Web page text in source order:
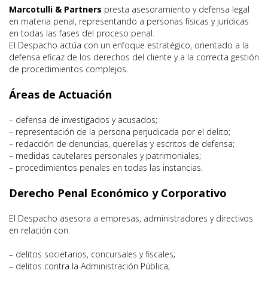
Marcotulli & Partners presta asesoramiento y defensa legal
en materia penal, representando a personas físicas y jurídicas
en todas las fases del proceso penal.
El Despacho actúa con un enfoque estratégico, orientado a la
defensa eficaz de los derechos del cliente y a la correcta gestión
de procedimientos complejos.
Áreas de Actuación
– defensa de investigados y acusados;
– representación de la persona perjudicada por el delito;
– redacción de denuncias, querellas y escritos de defensa;
– medidas cautelares personales y patrimoniales;
– procedimientos penales en todas las instancias.
Derecho Penal Económico y Corporativo
El Despacho asesora a empresas, administradores y directivos
en relación con:
– delitos societarios, concursales y fiscales;
– delitos contra la Administración Pública;